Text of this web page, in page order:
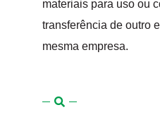
materiais para uso ou
transferência de outro
mesma empresa.